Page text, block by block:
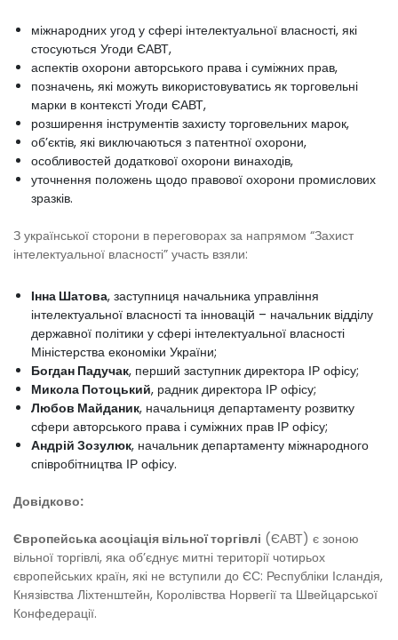
міжнародних угод у сфері інтелектуальної власності, які
стосуються Угоди ЄАВТ,
аспектів охорони авторського права і суміжних прав,
позначень, які можуть використовуватись як торговельні
марки в контексті Угоди ЄАВТ,
розширення інструментів захисту торговельних марок,
об’єктів, які виключаються з патентної охорони,
особливостей додаткової охорони винаходів,
уточнення положень щодо правової охорони промислових
зразків.
З української сторони в переговорах за напрямом “Захист
інтелектуальної власності” участь взяли:
Інна Шатова, заступниця начальника управління
інтелектуальної власності та інновацій – начальник відділу
державної політики у сфері інтелектуальної власності
Міністерства економіки України;
Богдан Падучак, перший заступник директора ІР офісу;
Микола Потоцький, радник директора ІР офісу;
Любов Майданик, начальниця департаменту розвитку
сфери авторського права і суміжних прав ІР офісу;
Андрій Зозулюк, начальник департаменту міжнародного
співробітництва ІР офісу.
Довідково:
Європейська асоціація вільної торгівлі (ЄАВТ) є зоною
вільної торгівлі, яка об’єднує митні території чотирьох
європейських країн, які не вступили до ЄС: Республіки Ісландія,
Князівства Ліхтенштейн, Королівства Норвегії та Швейцарської
Конфедерації.